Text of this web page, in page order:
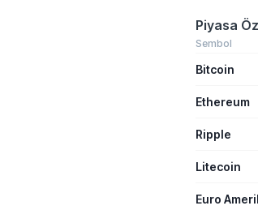
birliklerini
Şirketlerin
veriler
üretim
Piyasa
Sembol
Bitcoin
Ethereum
Ripple
Litecoin
Euro